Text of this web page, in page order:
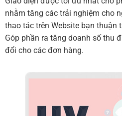
nhằm tăng các trải nghiệm cho
thao tác trên Website bạn thuận
Góp phần ra tăng doanh số thu
đổi cho các đơn hàng.